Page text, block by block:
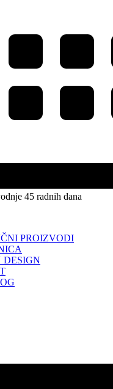
45 radnih dana
PROIZVODI